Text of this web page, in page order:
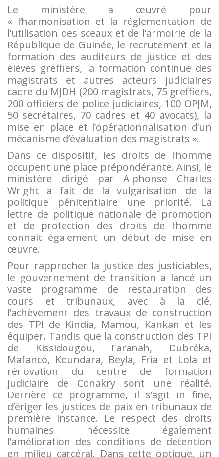
Le ministère a œuvré pour
« l’harmonisation et la réglementation de
l’utilisation des sceaux et de l’armoirie de la
République de Guinée, le recrutement et la
formation des auditeurs de justice et des
élèves greffiers, la formation continue des
magistrats et autres acteurs judiciaires
cadre du MJDH (200 magistrats, 75 greffiers,
200 officiers de police judiciaires, 100 OPJM,
50 secrétaires, 70 cadres et 40 avocats), la
mise en place et l’opérationnalisation d’un
mécanisme d’évaluation des magistrats ».
Dans ce dispositif, les droits de l’homme
occupent une place prépondérante. Ainsi, le
ministère dirigé par Alphonse Charles
Wright a fait de la vulgarisation de la
politique pénitentiaire une priorité. La
lettre de politique nationale de promotion
et de protection des droits de l’homme
connait également un début de mise en
œuvre.
Pour rapprocher la justice des justiciables,
le gouvernement de transition a lancé un
vaste programme de restauration des
cours et tribunaux, avec à la clé,
l’achèvement des travaux de construction
des TPI de Kindia, Mamou, Kankan et les
équiper. Tandis que la construction des TPI
de Kissidougou, Faranah, Dubréka,
Mafanco, Koundara, Beyla, Fria et Lola et
rénovation du centre de formation
judiciaire de Conakry sont une réalité.
Derrière ce programme, il s’agit in fine,
d’ériger les justices de paix en tribunaux de
première instance. Le respect des droits
humaines nécessite également
l’amélioration des conditions de détention
en milieu carcéral. Dans cette optique, un